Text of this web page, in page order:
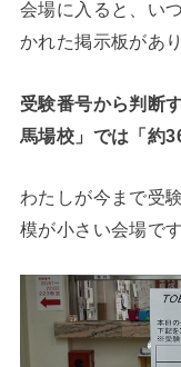
会場に入ると、い
かれた掲示板があ
受験番号から判断
馬場校」では「約
わたしが今まで受
模が小さい会場です